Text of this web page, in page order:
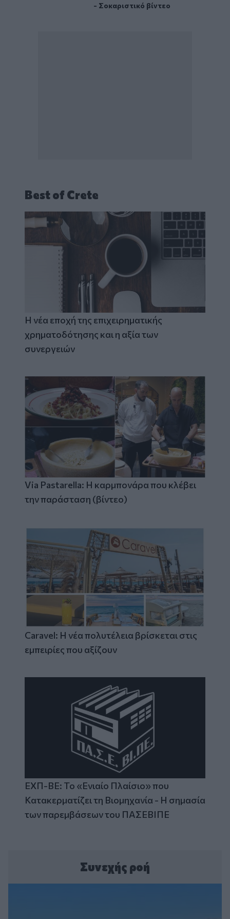
- Σοκαριστικό βίντεο
Best of Crete
Η νέα εποχή της επιχειρηματικής
χρηματοδότησης και η αξία των
συνεργειών
Via Pastarella: Η καρμπονάρα που κλέβει
την παράσταση (βίντεο)
Caravel: Η νέα πολυτέλεια βρίσκεται στις
εμπειρίες που αξίζουν
ΕΧΠ-ΒΕ: Το «Ενιαίο Πλαίσιο» που
Κατακερματίζει τη Βιομηχανία - Η σημασία
των παρεμβάσεων του ΠΑΣΕΒΙΠΕ
Συνεχής ροή